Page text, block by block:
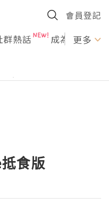
會員登記
群熱話 成為U更多
食版